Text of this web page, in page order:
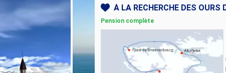
Pension complète